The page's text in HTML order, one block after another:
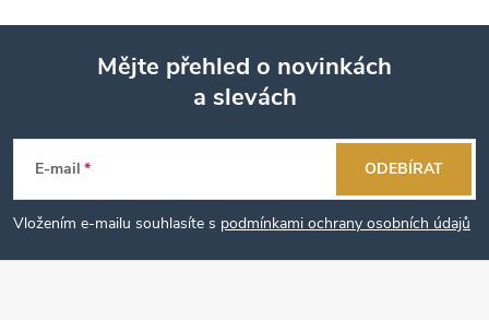
p
a
Mějte přehled o novinkách
a slevách
E-mail
Vložením e-mailu souhlasíte s podmínkami ochrany osobních údajů
ODEBÍRAT